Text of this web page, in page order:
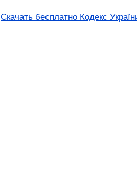
Скачать бесплатно Кодекс